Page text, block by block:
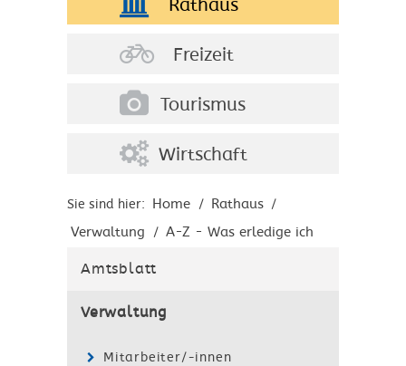
Rathaus
Freizeit
Tourismus
Wirtschaft
Sie sind hier: Home / Rathaus /
Verwaltung / A-Z - Was erledige ich
Amtsblatt
Verwaltung
Mitarbeiter/-innen